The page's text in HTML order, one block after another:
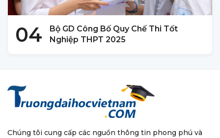
04
Bộ GD Công Bố Quy Chế Thi Tốt
Nghiệp THPT 2025
Chúng tôi cung cấp các nguồn thông tin phong phú và